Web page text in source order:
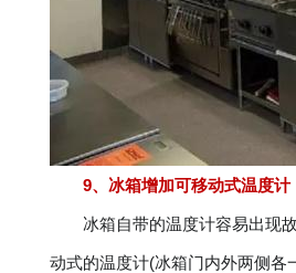
9、冰箱增加可移动式温度计
冰箱自带的温度计容易出现
动式的温度计(冰箱门内外两侧各